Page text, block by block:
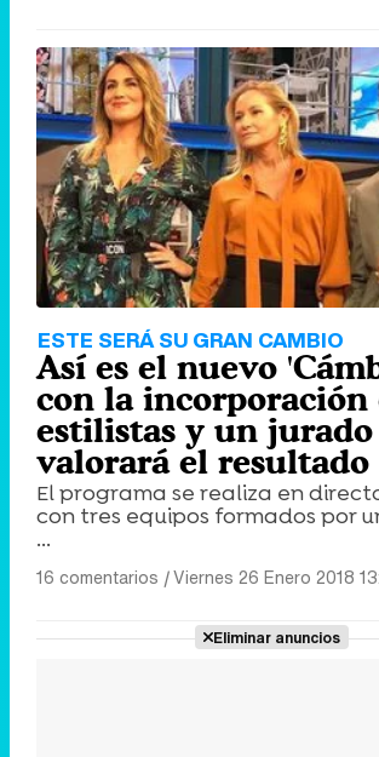
ESTE SERÁ SU GRAN CAMBIO
Así es el nuevo
con la incorporación
estilistas y un
valorará el resultado
El programa se realiza en
con tres equipos formados por
...
16 comentarios |Viernes 26 Enero 2018
Eliminar anuncios